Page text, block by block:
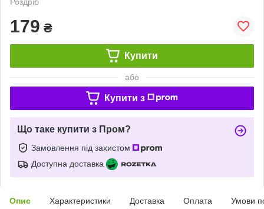
179 ₴
Купити
або
Купити з
Що таке купити з Пром?
Замовлення під захистом
Доступна доставка
Опис Характеристики Доставка Оплата Умови